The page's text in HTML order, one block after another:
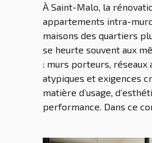
rénovation
À Saint-Malo, la
appartements intra-
maisons des quartiers
se heurte souvent aux
: murs porteurs, réseaux
atypiques et exigences
matière d’usage,
performance. Dans ce